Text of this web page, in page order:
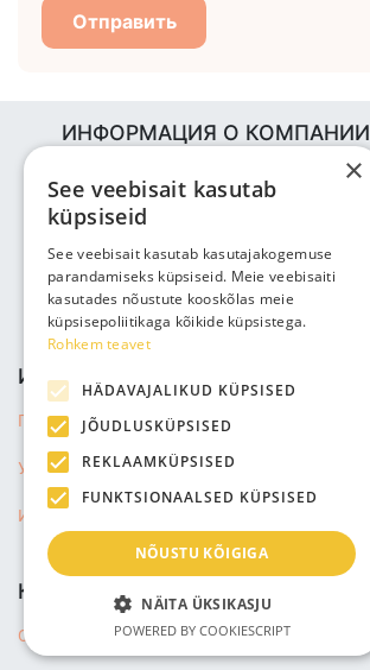
Отправить
ИНФОРМАЦИЯ О КОМПАНИИ
Vabaõhukooli tee 4, Tallinn, 12013
Reg nr: 14690362
НДС: EE102147285
Телефон: +3725143691
info@bjuti.ee
ИНФОРМАЦИЯ
Политика конфиденциальности
Условия продажи
Информация о доставке
КОМПАНИЯ
О нас
×
See veebisait kasutab
küpsiseid
See veebisait kasutab kasutajakogemuse
parandamiseks küpsiseid. Meie veebisaiti
kasutades nõustute kooskõlas meie
küpsisepoliitikaga kõikide küpsistega.
Rohkem teavet
HÄDAVAJALIKUD KÜPSISED
JÕUDLUSKÜPSISED
REKLAAMKÜPSISED
FUNKTSIONAALSED KÜPSISED
NÕUSTU KÕIGIGA
NÄITA ÜKSIKASJU
POWERED BY COOKIESCRIPT